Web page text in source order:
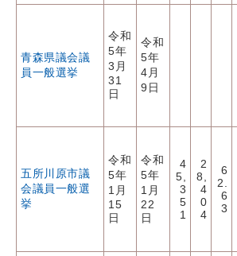
青森県議会議
員一般選挙
令和
5年
3月
31
日
令和
5年
4月
9日
五所川原市議
会議員一般選
挙
令和
5年
1月
15
日
令和
5年
1月
22
日
4
5,
3
5
1
2
8,
4
0
4
6
2.
6
3